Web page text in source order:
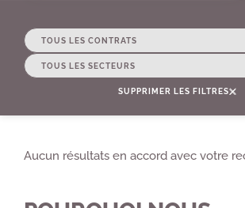
SUPPRIMER LES FILTRES
Aucun résultats en accord avec votre